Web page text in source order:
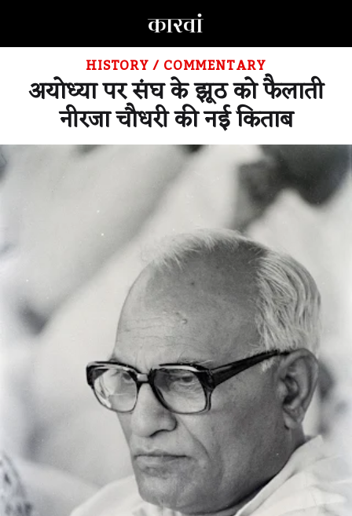
HISTORY/COMMENTARY
अयोध्या पर संघ के झूठ को फैलाती
नीरजा चौधरी की नई किताब